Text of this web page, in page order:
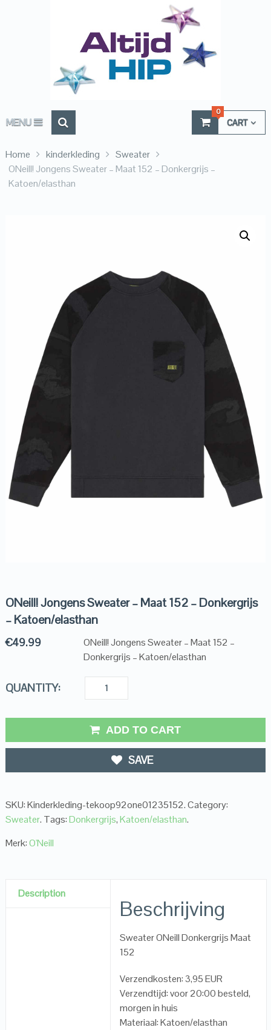
MENU CART
0
Home kinderkleding
Sweater
ONeill! Jongens Sweater – Maat 152 – Donkergrijs –
Katoen/elasthan
ONeill! Jongens Sweater – Maat 152 – Donkergrijs
– Katoen/elasthan
€49.99
ONeill! Jongens Sweater – Maat 152 –
Donkergrijs – Katoen/elasthan
QUANTITY:
ADD TO CART
SAVE
SKU:Kinderkleding-tekoop92one01235152.Category:
Sweater. Tags:Donkergrijs,Katoen/elasthan.
Merk:O'Neill
Description
Beschrijving
Sweater ONeill Donkergrijs Maat
152
Verzendkosten: 3,95 EUR
Verzendtijd: voor 20:00 besteld,
morgen in huis
Materiaal: Katoen/elasthan